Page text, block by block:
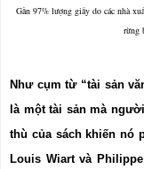
Gần 97% lượng giấy do các nhà
rừng
Như cụm từ “tài sản
là một tài sản mà
thù của sách khiến nó
Louis Wiart và